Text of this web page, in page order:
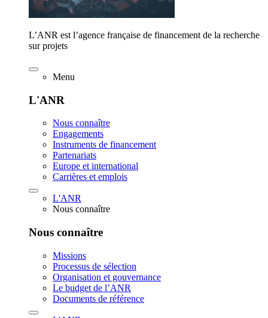
L’ANR est l’agence française de financement de la recherche
sur projets
Menu
L'ANR
Nous connaître
Engagements
Instruments de financement
Partenariats
Europe et international
Carrières et emplois
L'ANR
Nous connaître
Nous connaître
Missions
Processus de sélection
Organisation et gouvernance
Le budget de l’ANR
Documents de référence